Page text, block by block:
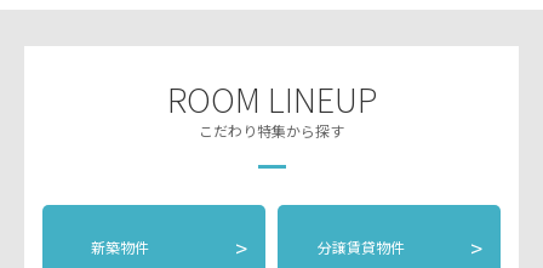
ROOM LINEUP
こだわり特集から探す
新築物件 > 分譲賃貸物件 >